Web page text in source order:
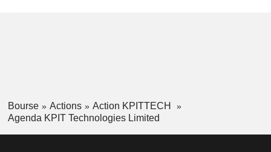
Bourse Actions
Action KPITTECH
Agenda KPIT Technologies Limited